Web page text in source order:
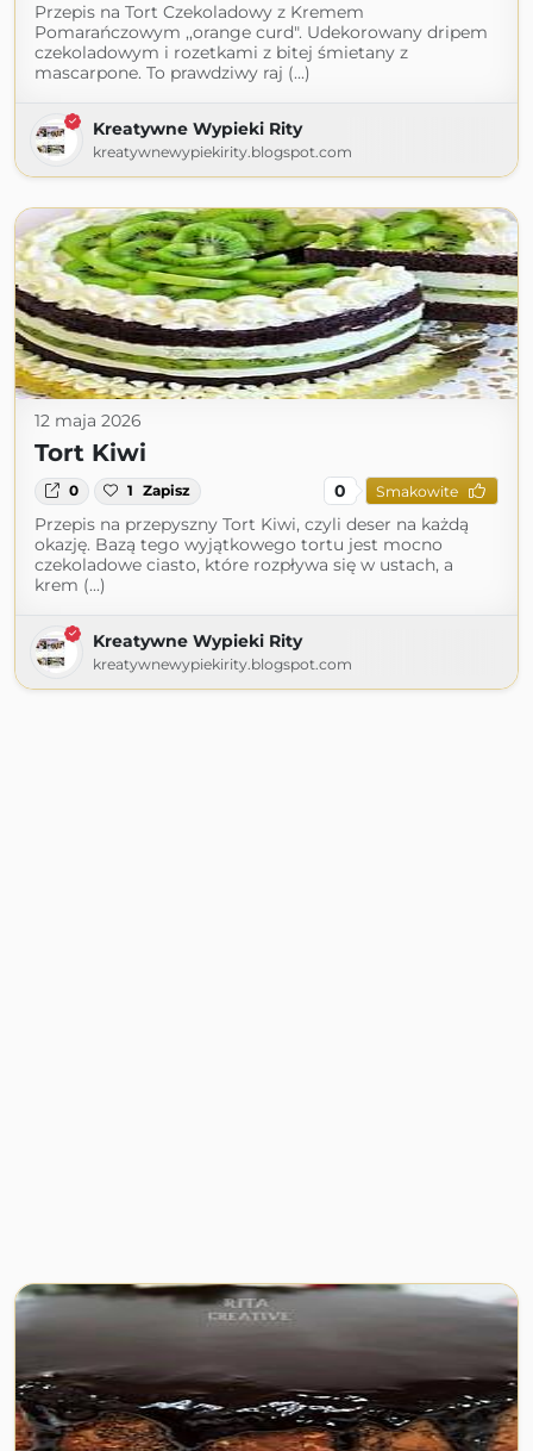
Przepis na Tort Czekoladowy z Kremem
Pomarańczowym ,,orange curd". Udekorowany dripem
czekoladowym i rozetkami z bitej śmietany z
mascarpone. To prawdziwy raj (...)
Kreatywne Wypieki Rity
kreatywnewypiekirity.blogspot.com
12 maja 2026
Tort Kiwi
0 1 Zapisz 0 Smakowite
Przepis na przepyszny Tort Kiwi, czyli deser na każdą
okazję. Bazą tego wyjątkowego tortu jest mocno
czekoladowe ciasto, które rozpływa się w ustach, a
krem (...)
Kreatywne Wypieki Rity
kreatywnewypiekirity.blogspot.com